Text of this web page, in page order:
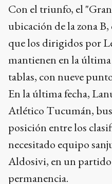
mantienen en la última
tablas, con nueve
En la última fecha,
Atlético Tucumán,
posición entre los
necesitado equipo
Aldosivi, en un
permanencia.
El único gol del
del complemento y fue
buena jugada